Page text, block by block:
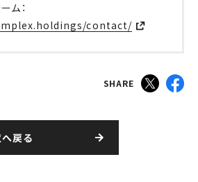
ム：
contact/
SHARE
戻る